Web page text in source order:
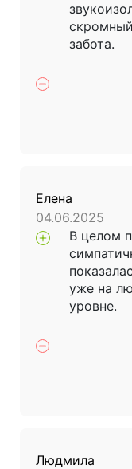
забота.
Елена
04.06.2025
В целом
уже на
уровне.
Людмила